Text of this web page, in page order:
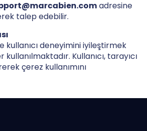
adresine
talep edebilir.
kullanıcı deneyimini iyileştirmek
Kullanıcı, tarayıcı
çerez kullanımını